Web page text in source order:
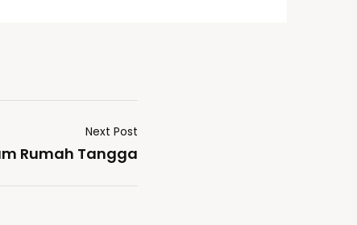
Next Post
Rumah Tangga